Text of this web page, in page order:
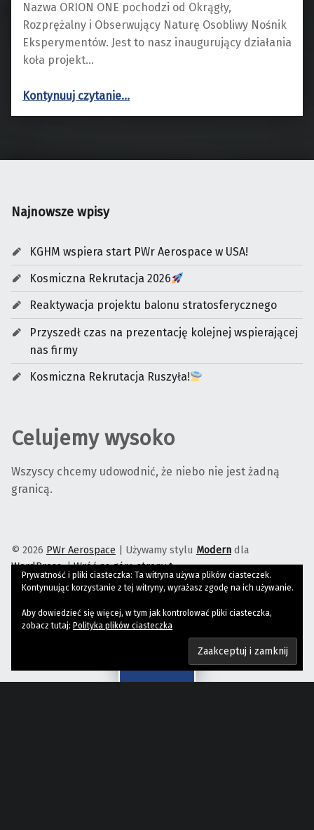
Nazwa ORION ONE pochodzi od Okrągły,
Rozprężalny i Obserwujący Naturę Osobliwy Nośnik
Eksperymentów. Jest to nasz inaugurujący działania
koła projekt…
Kontynuuj czytanie…
Najnowsze wpisy
KGHM wspiera start PWr Aerospace w USA!
Kosmiczna Rekrutacja 2026
Reaktywacja projektu balonu stratosferycznego
Przyszedł czas na prezentację kolejnej wspierającej
nas firmy
Kosmiczna Rekrutacja Ruszyła!
Celujemy wysoko
Wszyscy chcemy udowodnić, że niebo nie jest żadną
granicą.
© 2026 PWr Aerospace | Używamy stylu Modern dla
WordPress.|Wróć na górę strony↑
PWr Aerospace on Facebook
PWr Aerospace on Instagram
PWr Aerospace on YouTubeWróć na górę strony↑
Prywatność i pliki ciasteczka: Ta witryna używa plików ciasteczek.
Kontynuując korzystanie z tej witryny, wyrażasz zgodę na ich używanie.
Aby dowiedzieć się więcej, w tym jak kontrolować pliki ciasteczka,
zobacz tutaj: Polityka plików ciasteczka